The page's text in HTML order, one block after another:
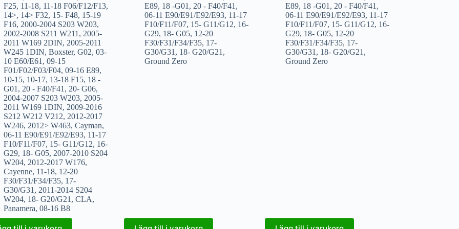
F25, 11-18, 11-18 F06/F12/F13,
14>, 14> F32, 15- F48, 15-19
F16, 2000-2004 S203 W203,
2002-2008 S211 W211 , 2005-
2011 W169 2DIN, 2005-2011
W245 1DIN, Boxster, G02, 03-
10 E60/E61 , 09-15
F01/F02/F03/F04, 09-16 E89,
10-15, 10-17, 13-18 F15, 18 -
G01 , 20 - F40/F41 , 20- G06,
2004-2007 S203 W203, 2005-
2011 W169 1DIN, 2009-2016
S212 W212 V212, 2012-2017
W246, 2012> W463, Cayman,
06-11 E90/E91/E92/E93, 11-17
F10/F11/F07, 15- G11/G12, 16-
G29, 18- G05, 2007-2010 S204
W204, 2012-2017 W176,
Cayenne, 11-18, 12-20
F30/F31/F34/F35, 17-
G30/G31 , 2011-2014 S204
W204, 18- G20/G21 , CLA,
Panamera, 08-16 B8
E89, 18 -G01 , 20 - F40/F41 ,
06-11 E90/E91/E92/E93, 11-17
F10/F11/F07, 15- G11/G12, 16-
G29, 18- G05, 12-20
F30/F31/F34/F35, 17-
G30/G31 , 18- G20/G21 ,
Ground Zero
E89, 18 -G01 , 20 - F40/F41 ,
06-11 E90/E91/E92/E93, 11-17
F10/F11/F07, 15- G11/G12, 16-
G29, 18- G05, 12-20
F30/F31/F34/F35, 17-
G30/G31 , 18- G20/G21 ,
Ground Zero